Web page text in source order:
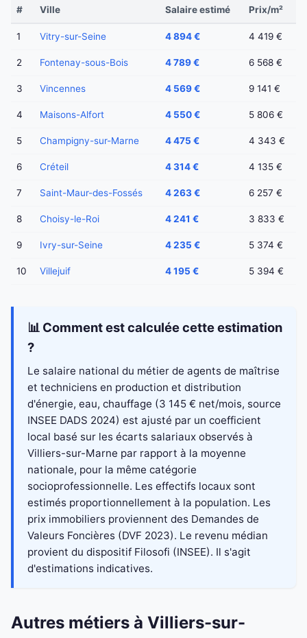
# Ville Salaire estimé Prix/m²
1 Vitry-sur-Seine 4 894 € 4 419 €
2 Fontenay-sous-Bois 4 789 € 6 568 €
3 Vincennes 4 569 € 9 141 €
4 Maisons-Alfort 4 550 € 5 806 €
5 Champigny-sur-Marne 4 475 € 4 343 €
6 Créteil 4 314 € 4 135 €
7 Saint-Maur-des-Fossés 4 263 € 6 257 €
8 Choisy-le-Roi 4 241 € 3 833 €
9 Ivry-sur-Seine 4 235 € 5 374 €
10 Villejuif 4 195 € 5 394 €
📊 Comment est calculée cette estimation
?
Le salaire national du métier de agents de maîtrise
et techniciens en production et distribution
d'énergie, eau, chauffage (3 145 € net/mois, source
INSEE DADS 2024) est ajusté par un coefficient
local basé sur les écarts salariaux observés à
Villiers-sur-Marne par rapport à la moyenne
nationale, pour la même catégorie
socioprofessionnelle. Les effectifs locaux sont
estimés proportionnellement à la population. Les
prix immobiliers proviennent des Demandes de
Valeurs Foncières (DVF 2023). Le revenu médian
provient du dispositif Filosofi (INSEE). Il s'agit
d'estimations indicatives.
Autres métiers à Villiers-sur-